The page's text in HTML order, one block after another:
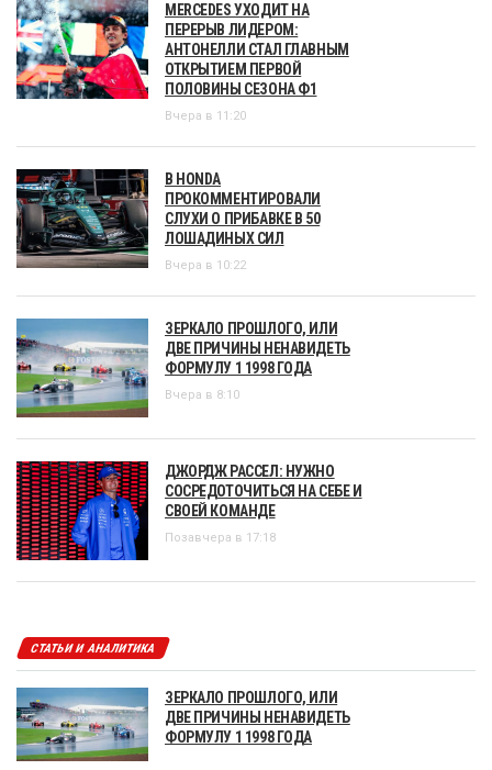
MERCEDES УХОДИТ НА
ПЕРЕРЫВ ЛИДЕРОМ:
АНТОНЕЛЛИ СТАЛ ГЛАВНЫМ
ОТКРЫТИЕМ ПЕРВОЙ
ПОЛОВИНЫ СЕЗОНА Ф1
Вчера в 11:20
В HONDA
ПРОКОММЕНТИРОВАЛИ
СЛУХИ О ПРИБАВКЕ В 50
ЛОШАДИНЫХ СИЛ
Вчера в 10:22
ЗЕРКАЛО ПРОШЛОГО, ИЛИ
ДВЕ ПРИЧИНЫ НЕНАВИДЕТЬ
ФОРМУЛУ 1 1998 ГОДА
Вчера в 8:10
ДЖОРДЖ РАССЕЛ: НУЖНО
СОСРЕДОТОЧИТЬСЯ НА СЕБЕ И
СВОЕЙ КОМАНДЕ
Позавчера в 17:18
СТАТЬИ И АНАЛИТИКА
ЗЕРКАЛО ПРОШЛОГО, ИЛИ
ДВЕ ПРИЧИНЫ НЕНАВИДЕТЬ
ФОРМУЛУ 1 1998 ГОДА